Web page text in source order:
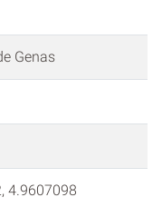
Genas
4.9607098